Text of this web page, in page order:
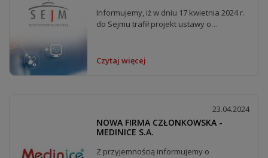
Informujemy, iż w dniu 17 kwietnia 2024 r.
do Sejmu trafił projekt ustawy o
Czytaj więcej
23.04.2024
NOWA FIRMA CZŁONKOWSKA -
MEDINICE S.A.
Z przyjemnością informujemy o